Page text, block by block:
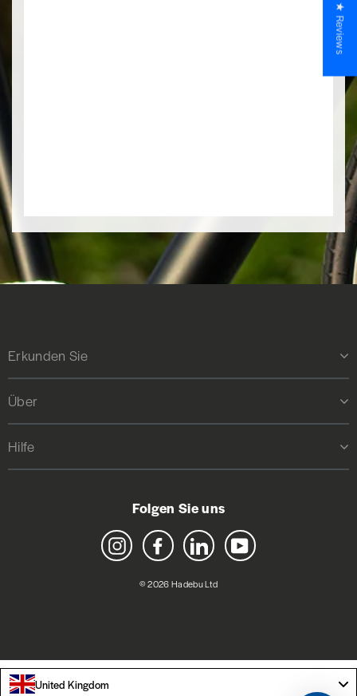
Erkunden Sie
Über
Hilfe
Folgen Sie uns
Instagram Facebook LinkedIn YouTube
© 2026 Hadebu Ltd
United Kingdom
★ Reviews